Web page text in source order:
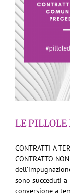
LE PILLOLE
CONTRATTI A
CONTRATTO
sono succeduti
conversione a